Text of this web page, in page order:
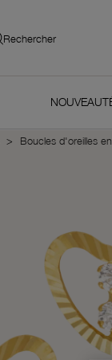
Rechercher
Boucles d'oreilles